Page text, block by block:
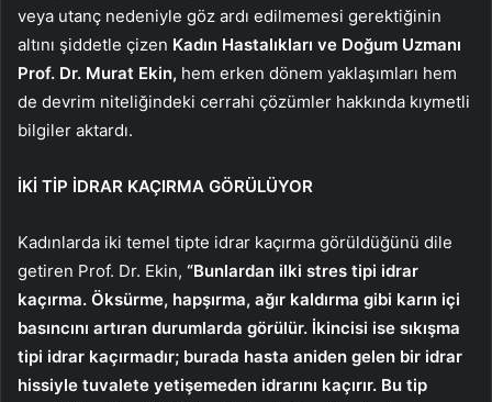
veya utanç nedeniyle göz ardı edilmemesi gerektiğinin
altını şiddetle çizen Kadın Hastalıkları ve Doğum Uzmanı
Prof. Dr. Murat Ekin, hem erken dönem yaklaşımları hem
de devrim niteliğindeki cerrahi çözümler hakkında kıymetli
bilgiler aktardı.
İKİ TİP İDRAR KAÇIRMA GÖRÜLÜYOR
Kadınlarda iki temel tipte idrar kaçırma görüldüğünü dile
getiren Prof. Dr. Ekin, “Bunlardan ilki stres tipi idrar
kaçırma. Öksürme, hapşırma, ağır kaldırma gibi karın içi
basıncını artıran durumlarda görülür. İkincisi ise sıkışma
tipi idrar kaçırmadır; burada hasta aniden gelen bir idrar
hissiyle tuvalete yetişemeden idrarını kaçırır. Bu tip